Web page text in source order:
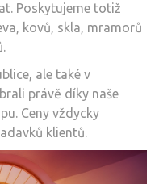
Poskytujeme totiž
kovů, skla, mramorů
ale také v
právě díky naše
Ceny vždycky
klientů.